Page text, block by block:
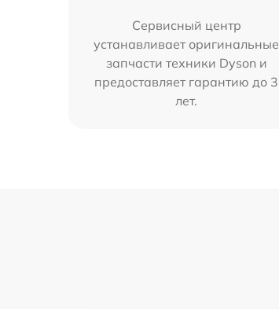
Сервисный центр
устанавливает оригинальные
запчасти техники Dyson и
предоставляет гарантию до 3
лет.